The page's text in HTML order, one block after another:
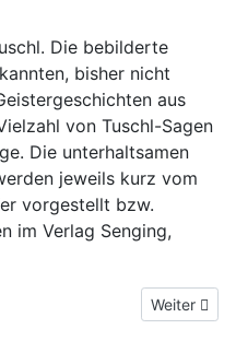
Die bebilderte
bisher nicht
aus
von Tuschl-Sagen
Die unterhaltsamen
jeweils kurz vom
vorgestellt bzw.
im Verlag Senging,
Thurmansbang Nächster
Weiter